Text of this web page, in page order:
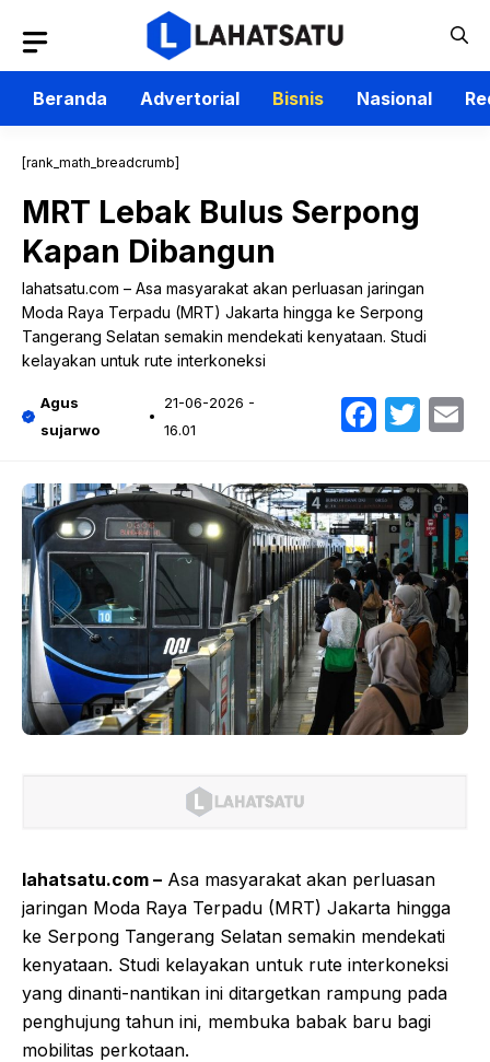
isi
Beranda
Advertorial Bisnis Nasional
[rank_math_breadcrumb]
MRT Lebak Bulus Serpong
Kapan Dibangun
lahatsatu.com – Asa masyarakat akan perluasan jaringan
Moda Raya Terpadu (MRT) Jakarta hingga ke Serpong
Tangerang Selatan semakin mendekati kenyataan. Studi
kelayakan untuk rute interkoneksi
Agus
sujarwo
21-06-2026 -
16.01
lahatsatu.com – Asa masyarakat akan perluasan
jaringan Moda Raya Terpadu (MRT) Jakarta hingga
ke Serpong Tangerang Selatan semakin mendekati
kenyataan. Studi kelayakan untuk rute interkoneksi
yang dinanti-nantikan ini ditargetkan rampung pada
penghujung tahun ini, membuka babak baru bagi
mobilitas perkotaan.